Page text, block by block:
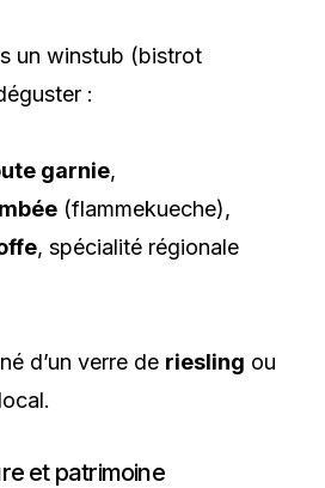
un winstub (bistrot
:
garnie,
(flammekueche),
, spécialité régionale
d’un verre de riesling ou
local.
et patrimoine